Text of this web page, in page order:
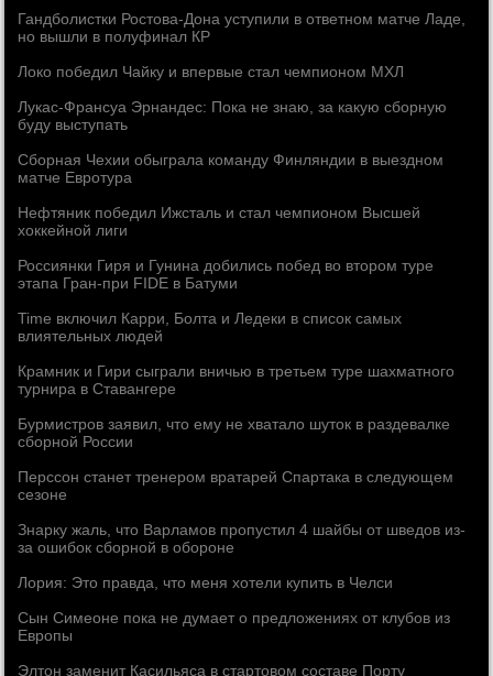
Гандболистки Ростова-Дона уступили в ответном матче Ладе,
но вышли в полуфинал КР
Локо победил Чайку и впервые стал чемпионом МХЛ
Лукас-Франсуа Эрнандес: Пока не знаю, за какую сборную
буду выступать
Сборная Чехии обыграла команду Финляндии в выездном
матче Евротура
Нефтяник победил Ижсталь и стал чемпионом Высшей
хоккейной лиги
Россиянки Гиря и Гунина добились побед во втором туре
этапа Гран-при FIDE в Батуми
Time включил Карри, Болта и Ледеки в список самых
влиятельных людей
Крамник и Гири сыграли вничью в третьем туре шахматного
турнира в Ставангере
Бурмистров заявил, что ему не хватало шуток в раздевалке
сборной России
Перссон станет тренером вратарей Спартака в следующем
сезоне
Знарку жаль, что Варламов пропустил 4 шайбы от шведов из-
за ошибок сборной в обороне
Лория: Это правда, что меня хотели купить в Челси
Сын Симеоне пока не думает о предложениях от клубов из
Европы
Элтон заменит Касильяса в стартовом составе Порту